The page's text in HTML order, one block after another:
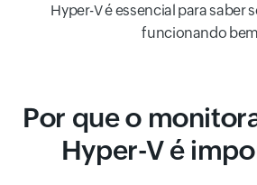
Hyper-V é essencial para saber
funcionando
Por que o
Hyper-V é